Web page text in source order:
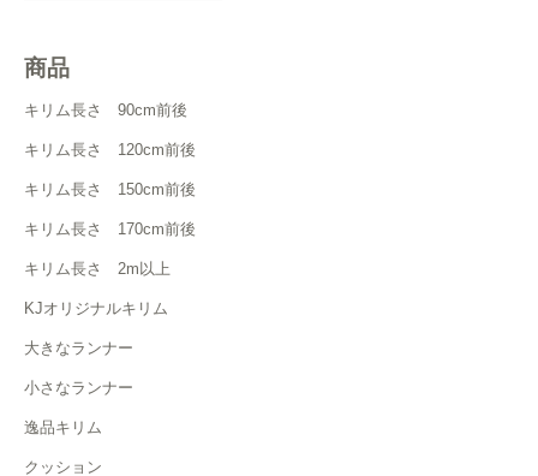
商品
キリム長さ 90cm前後
キリム長さ 120cm前後
キリム長さ 150cm前後
キリム長さ 170cm前後
キリム長さ 2m以上
KJオリジナルキリム
大きなランナー
小さなランナー
逸品キリム
クッション